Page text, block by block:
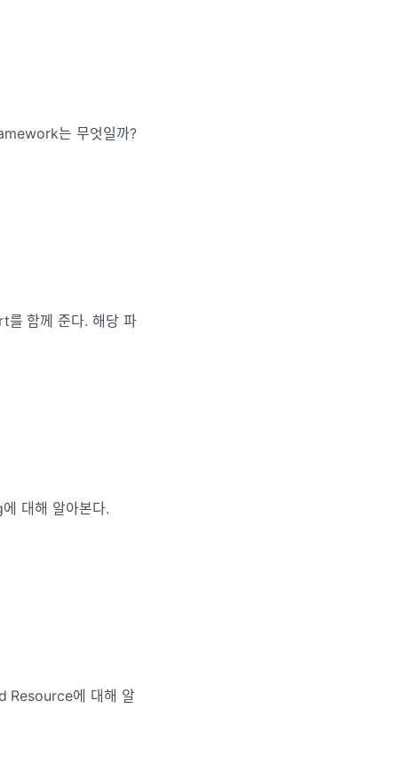
는 무엇일까?
를 함께 준다. 해당 파
대해 알아본다.
Resource에 대해 알